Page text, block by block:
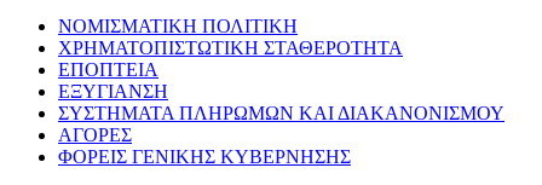
ΝΟΜΙΣΜΑΤΙΚΗ ΠΟΛΙΤΙΚΗ
ΧΡΗΜΑΤΟΠΙΣΤΩΤΙΚΗ ΣΤΑΘΕΡΟΤΗΤΑ
ΕΠΟΠΤΕΙΑ
ΕΞΥΓΙΑΝΣΗ
ΣΥΣΤΗΜΑΤΑ ΠΛΗΡΩΜΩΝ ΚΑΙ ΔΙΑΚΑΝΟΝΙΣΜΟΥ
ΑΓΟΡΕΣ
ΦΟΡΕΙΣ ΓΕΝΙΚΗΣ ΚΥΒΕΡΝΗΣΗΣ